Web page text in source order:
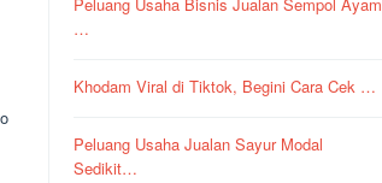
…
Khodam Viral di Tiktok, Begini Cara Cek …
Peluang Usaha Jualan Sayur Modal
Sedikit…